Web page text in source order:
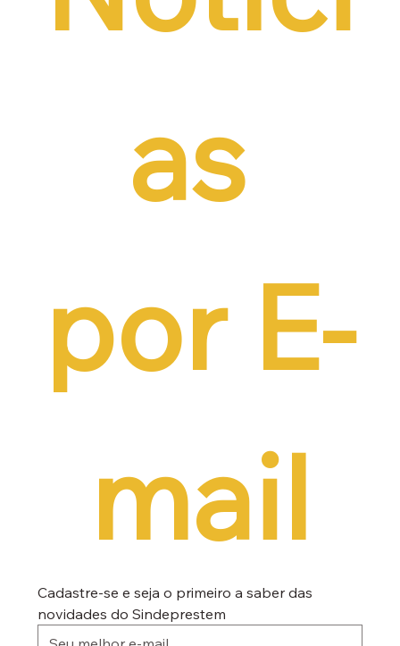
as
por E-
mail
Cadastre-se e seja o primeiro a saber das
novidades do Sindeprestem